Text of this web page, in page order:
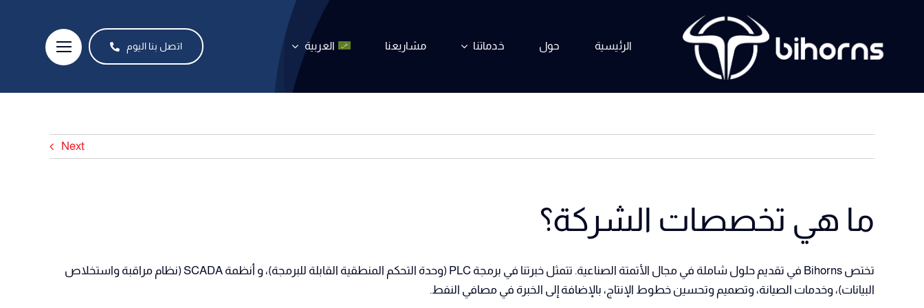
الرئيسية حول خدماتنا مشاريعنا العربية اتصل بنا اليوم
Next
ما هي تخصصات الشركة؟
تختص Bihorns في تقديم حلول شاملة في مجال الأتمتة الصناعية. تتمثل خبرتنا في برمجة PLC (وحدة التحكم المنطقية القابلة للبرمجة)، و أنظمة SCADA (نظام مراقبة واستخلاص
البيانات)، وخدمات الصيانة، وتصميم وتحسين خطوط الإنتاج، بالإضافة إلى الخبرة في مصافي النفط.